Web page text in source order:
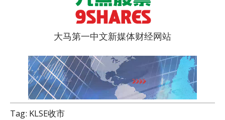
9点股票
大马第一中文新媒体财经网站
Tag: KLSE收市